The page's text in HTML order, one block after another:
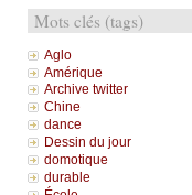
Mots clés (tags)
Aglo
Amérique
Archive twitter
Chine
dance
Dessin du jour
domotique
durable